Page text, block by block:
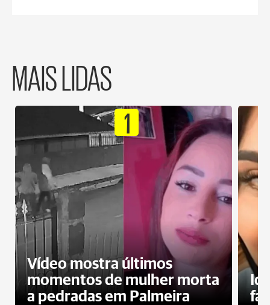
MAIS LIDAS
1
Vídeo mostra últimos
momentos de mulher morta
a pedradas em Palmeira